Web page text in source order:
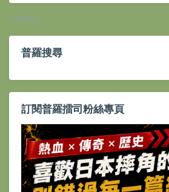
較新的
普羅搜尋
訂閱普羅擂司粉絲專頁